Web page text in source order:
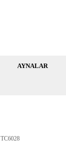
AYNALAR
TC6028